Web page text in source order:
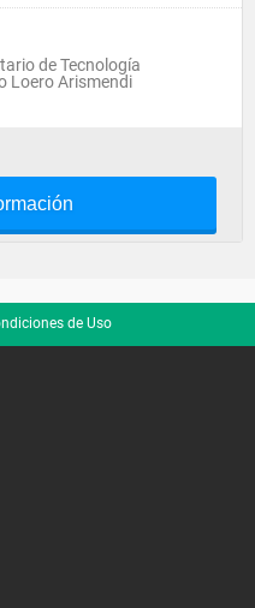
de Tecnología
Loero Arismendi
de Uso